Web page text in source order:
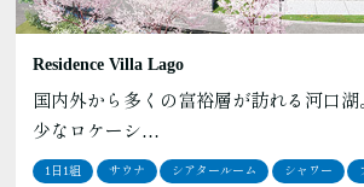
Residence Villa Lago
国内外から多くの富裕層が訪れる河口
少なロケーシ…
1日1組 サウナ シアタールーム シャワー